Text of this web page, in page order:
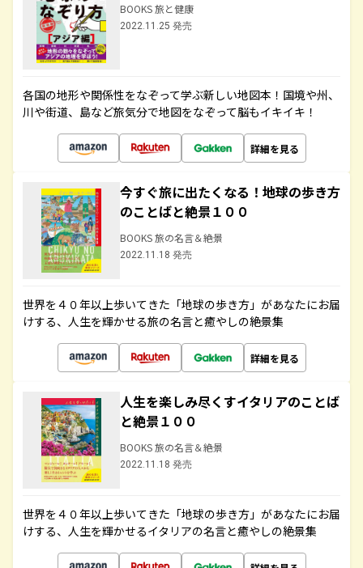
BOOKS 旅と健康
2022.11.25 発売
各国の地形や関係性をなぞって学ぶ新しい地図本！国境や州、
川や街道、島など旅気分で地図をなぞって脳もイキイキ！
詳細を見る
今すぐ旅に出たくなる！地球の歩き方
のことばと絶景１００
BOOKS 旅の名言＆絶景
2022.11.18 発売
世界を４０年以上歩いてきた「地球の歩き方」があなたにお届
けする、人生を輝かせる旅の名言と癒やしの絶景集
詳細を見る
人生を楽しみ尽くすイタリアのことば
と絶景１００
BOOKS 旅の名言＆絶景
2022.11.18 発売
世界を４０年以上歩いてきた「地球の歩き方」があなたにお届
けする、人生を輝かせるイタリアの名言と癒やしの絶景集